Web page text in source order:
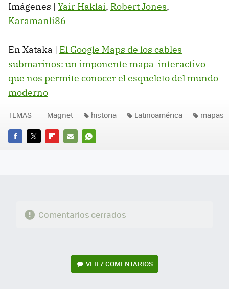
Imágenes | Yair Haklai, Robert Jones,
Karamanli86
En Xataka | El Google Maps de los cables
submarinos: un imponente mapa interactivo
que nos permite conocer el esqueleto del mundo
moderno
FACEBOOK
TWITTERFLIPBOARD
E-
WHATSAPP
TEMAS Magnet historia Latinoamérica mapas
Comentarios cerrados
VER7 COMENTARIOS